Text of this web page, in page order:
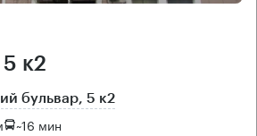
к2
бульвар, 5 к2
~16 мин